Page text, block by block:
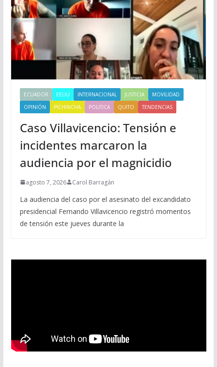
ECUADOR EEUU INTERNACIONAL JUSTICIA
MOVILIDAD
OPINIÓN
PICHINCHA POLITICA QUITO TENDENCIAS
Caso Villavicencio: Tensión e
incidentes marcaron la
audiencia por el magnicidio
agosto 7, 2026 Carol Barragán
La audiencia del caso por el asesinato del excandidato
presidencial Fernando Villavicencio registró momentos
de tensión este jueves durante la